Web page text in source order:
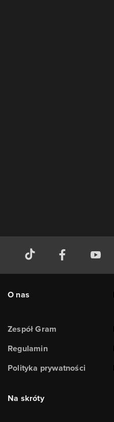
O nas
Zespół Gram
Regulamin
Polityka prywatności
Na skróty